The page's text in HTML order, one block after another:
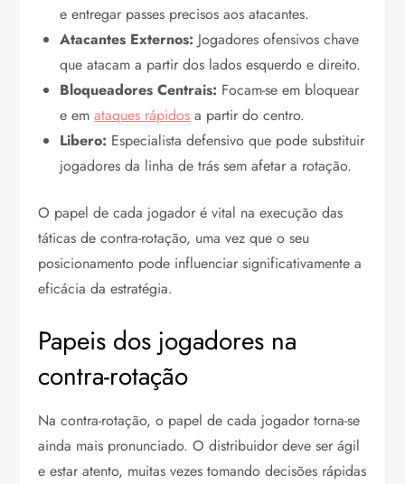
e entregar passes precisos aos atacantes.
Atacantes Externos: Jogadores ofensivos chave
que atacam a partir dos lados esquerdo e direito.
Bloqueadores Centrais: Focam-se em bloquear
e emataques rápidos a partir do centro.
Libero: Especialista defensivo que pode substituir
jogadores da linha de trás sem afetar a rotação.
O papel de cada jogador é vital na execução das
táticas de contra-rotação, uma vez que o seu
posicionamento pode influenciar significativamente a
eficácia da estratégia.
Papeis dos jogadores na
contra-rotação
Na contra-rotação, o papel de cada jogador torna-se
ainda mais pronunciado. O distribuidor deve ser ágil
e estar atento, muitas vezes tomando decisões rápidas